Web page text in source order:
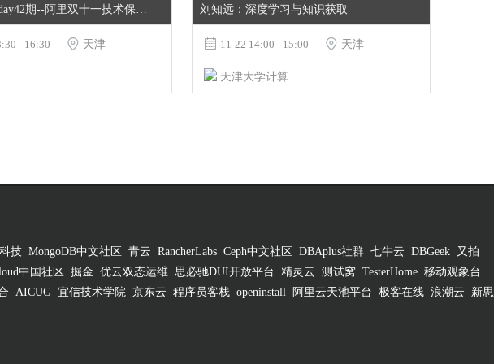
【云栖Techday42期--阿里双十一技术保障深度解读专场
- 16:30  天津
刘知远：深度学习与知识获取
 11-22 14:00 - 15:00  天津
技 MongoDB中文社区 青云 RancherLabs Ceph中文社区 DBAplus社群 七牛云 DBGeek
又拍
中国社区
掘金 优云双态运维 思必驰DUI开放平台 精灵云 测试窝 TesterHome 移动观象台
AICUG 宜信技术学院 京东云 程序员客栈 openinstall 阿里云天池平台 极客在线 浪潮云 新思